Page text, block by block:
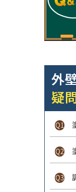
Q1
Q2
Q3